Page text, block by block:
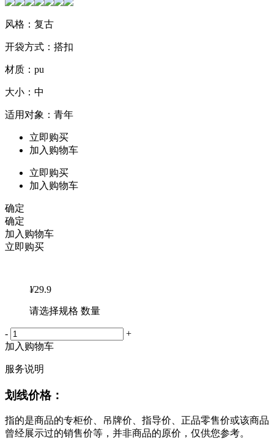
风格：复古
开袋方式：搭扣
材质：pu
大小：中
适用对象：青年
立即购买
加入购物车
立即购买
加入购物车
确定
确定
加入购物车
立即购买
¥29.9
请选择规格 数量
-
+
加入购物车
服务说明
划线价格：
指的是商品的专柜价、吊牌价、指导价、正品零售价或该商品
曾经展示过的销售价等，并非商品的原价，仅供您参考。